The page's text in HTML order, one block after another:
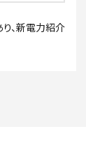
、新電力紹介